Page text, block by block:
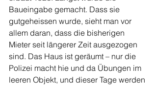
Baueingabe gemacht. Dass sie
gutgeheissen wurde, sieht man vor
allem daran, dass die bisherigen
Mieter seit längerer Zeit ausgezogen
sind. Das Haus ist geräumt – nur die
Polizei macht hie und da Übungen im
leeren Objekt, und dieser Tage werden